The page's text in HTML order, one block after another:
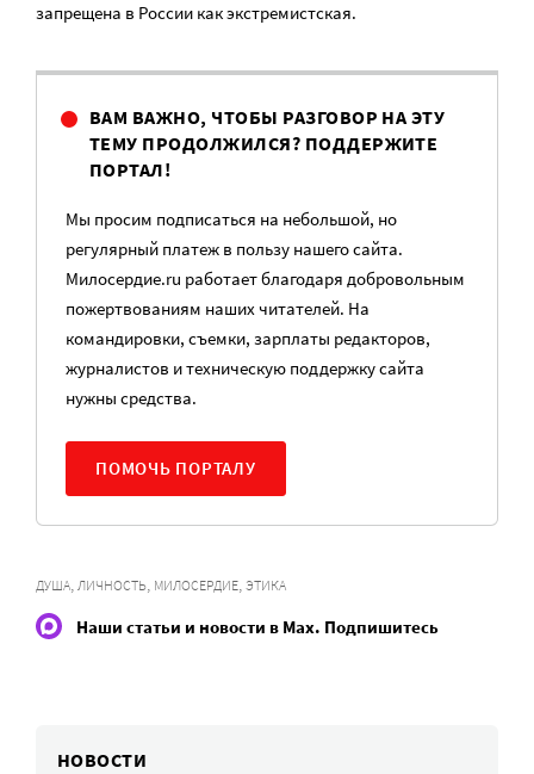
запрещена в России как экстремистская.
ВАМ ВАЖНО, ЧТОБЫ РАЗГОВОР НА ЭТУ
ТЕМУ ПРОДОЛЖИЛСЯ? ПОДДЕРЖИТЕ
ПОРТАЛ!
Мы просим подписаться на небольшой, но
регулярный платеж в пользу нашего сайта.
Милосердие.ru работает благодаря добровольным
пожертвованиям наших читателей. На
командировки, съемки, зарплаты редакторов,
журналистов и техническую поддержку сайта
нужны средства.
ПОМОЧЬ ПОРТАЛУ
ДУША, ЛИЧНОСТЬ, МИЛОСЕРДИЕ, ЭТИКА
Наши статьи и новости в Max. Подпишитесь
НОВОСТИ